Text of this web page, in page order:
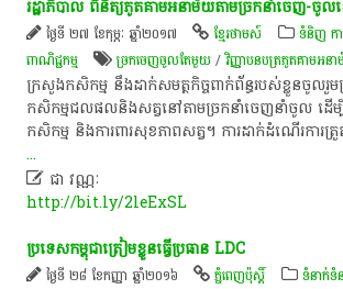
រដ្ឋាភិបាល ​ពិនិត្យ​ភូតគាម​អនាម័យ​តាម​ច្រក​នាំចេញ-​ចូ
ថ្ងៃទី ២៧ ខែកុម្ភៈ ឆ្នាំ២០១៧ ខ្មែរថាមស៍ ទំនិញ ក
ពាណិជ្ជកម្ម
ច្រក​ចេញ​ចូល​តែ​មួយ/វិញ្ញាបនបត្រ​ភូតគាម​អន
ក្រសួង​កសិកម្ម​ នឹង​ដាក់​សមត្ថកិច្ច​ពាក់ព័ន្ធ​របស់​ខ្លួន​
កសិកម្មជលផលនិង​សត្វ​នៅ​តាម​ច្រក​នាំចេញនាំចូល ដើម្
កសិកម្ម និង​ការពារ​សុខភាព​សត្វ។ ការ​ដាក់​ដំណើរការ​ត្រួត​
...
 ជា វណ្ណៈ
http://bit.ly/2leExSL
ប្រទេស​កម្ពុជា​ត្រៀម​ខ្លួន​ធ្វើ​ប្រធាន LDC
ថ្ងៃទី ២៨ ខែកញ្ញា ឆ្នាំ២០១៦ ភ្នំពេញប៉ុស្តិ៍ ទំនាក់ទំ